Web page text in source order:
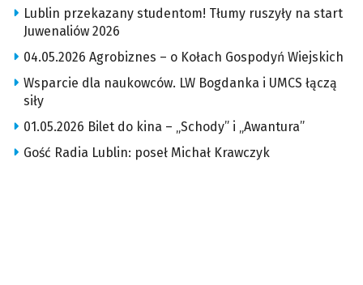
Lublin przekazany studentom! Tłumy ruszyły na start
Juwenaliów 2026
04.05.2026 Agrobiznes – o Kołach Gospodyń Wiejskich
Wsparcie dla naukowców. LW Bogdanka i UMCS łączą
siły
01.05.2026 Bilet do kina – „Schody” i „Awantura”
Gość Radia Lublin: poseł Michał Krawczyk